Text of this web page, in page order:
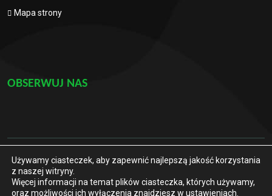
Mapa strony
OBSERWUJ NAS
© 2021. Wszelkie prawa zastrzeżone
Szkoła Podstawowa im. Marii Konopnickiej w Dziekanowie
Używamy ciasteczek, aby zapewnić najlepszą jakość korzystania
z naszej witryny.
Więcej informacji na temat plików ciasteczka, których używamy,
oraz możliwości ich wyłączenia znajdziesz w ustawieniach